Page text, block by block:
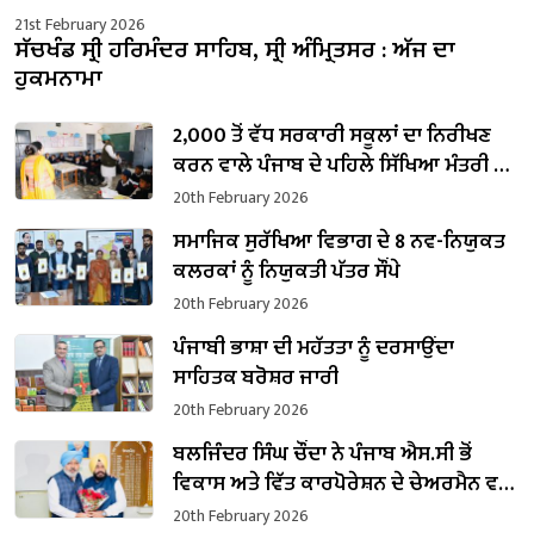
21st February 2026
ਸੱਚਖੰਡ ਸ੍ਰੀ ਹਰਿਮੰਦਰ ਸਾਹਿਬ, ਸ੍ਰੀ ਅੰਮ੍ਰਿਤਸਰ : ਅੱਜ ਦਾ
ਹੁਕਮਨਾਮਾ
2,000 ਤੋਂ ਵੱਧ ਸਰਕਾਰੀ ਸਕੂਲਾਂ ਦਾ ਨਿਰੀਖਣ
ਕਰਨ ਵਾਲੇ ਪੰਜਾਬ ਦੇ ਪਹਿਲੇ ਸਿੱਖਿਆ ਮੰਤਰੀ ਬਣੇ
ਹਰਜੋਤ ਸਿੰਘ ਬੈਂਸ
20th February 2026
ਸਮਾਜਿਕ ਸੁਰੱਖਿਆ ਵਿਭਾਗ ਦੇ 8 ਨਵ-ਨਿਯੁਕਤ
ਕਲਰਕਾਂ ਨੂੰ ਨਿਯੁਕਤੀ ਪੱਤਰ ਸੌਂਪੇ
20th February 2026
ਪੰਜਾਬੀ ਭਾਸ਼ਾ ਦੀ ਮਹੱਤਤਾ ਨੂੰ ਦਰਸਾਉਂਦਾ
ਸਾਹਿਤਕ ਬਰੋਸ਼ਰ ਜਾਰੀ
20th February 2026
ਬਲਜਿੰਦਰ ਸਿੰਘ ਚੌਂਦਾ ਨੇ ਪੰਜਾਬ ਐਸ.ਸੀ ਭੋਂ
ਵਿਕਾਸ ਅਤੇ ਵਿੱਤ ਕਾਰਪੋਰੇਸ਼ਨ ਦੇ ਚੇਅਰਮੈਨ ਵਜੋਂ
ਸੰਭਾਲਿਆ ਕਾਰਜਭਾਰ
20th February 2026